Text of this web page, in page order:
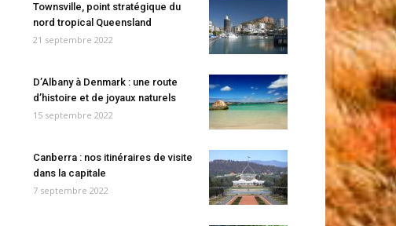
Townsville, point stratégique du
nord tropical Queensland
21 septembre 2022
D’Albany à Denmark : une route
d’histoire et de joyaux naturels
15 septembre 2022
Canberra : nos itinéraires de visite
dans la capitale
7 septembre 2022